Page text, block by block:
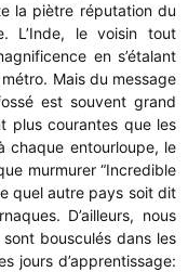
la piètre réputation du
L’Inde, le voisin tout
en s’étalant
Mais du message
est souvent grand
plus courantes que les
chaque entourloupe, le
murmurer “Incredible
quel autre pays soit dit
D’ailleurs, nous
bousculés dans les
jours d’apprentissage: